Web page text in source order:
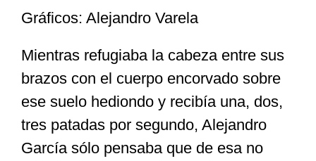
Nacional
Opinión
Cultura
Gráficos: Alejandro Varela
Mientras refugiaba la cabeza entre sus
brazos con el cuerpo encorvado sobre
ese suelo hediondo y recibía una, dos,
tres patadas por segundo, Alejandro
García sólo pensaba que de esa no